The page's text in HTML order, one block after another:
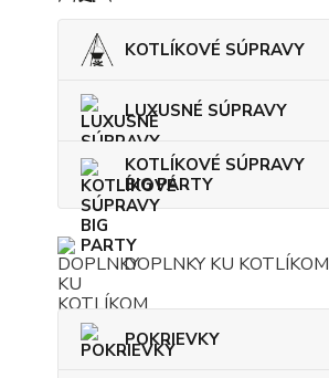
KOTLÍKOVÉ SÚPRAVY
LUXUSNÉ SÚPRAVY
KOTLÍKOVÉ SÚPRAVY
BIG PARTY
DOPLNKY KU KOTLÍKOM
POKRIEVKY